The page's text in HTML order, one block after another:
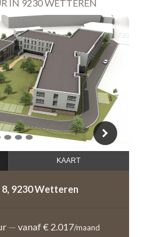
IN 9230 WETTEREN
3 4 5
KAART
9230 Wetteren
— vanaf € 2.017/maand